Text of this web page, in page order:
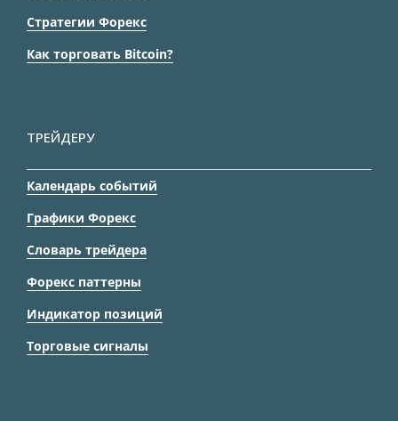
Стратегии Форекс
Как торговать Bitcoin?
ТРЕЙДЕРУ
Календарь событий
Графики Форекс
Словарь трейдера
Форекс паттерны
Индикатор позиций
Торговые сигналы